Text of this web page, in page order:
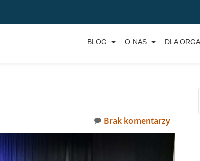
BLOG O NAS DLA
Brak komentarzy